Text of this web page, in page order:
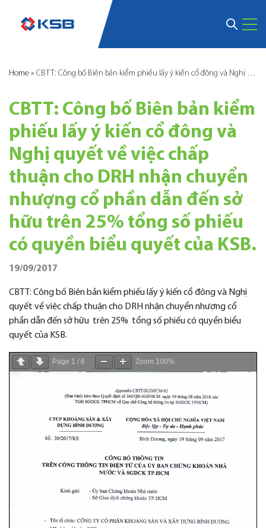
Home » CBTT: Công bố Biên bản kiểm phiếu lấy ý kiến cổ đông và Nghị quyết về việc chấp thuận cho DRH nhận chuyển nhượng cổ phần dẫn đến sở hữu trên 25% tổng số phiếu có quyền biểu quyết của KSB.
CBTT: Công bố Biên bản kiểm
phiếu lấy ý kiến cổ đông và
Nghị quyết về việc chấp
thuận cho DRH nhận chuyển
nhượng cổ phần dẫn đến sở
hữu trên 25% tổng số phiếu
có quyền biểu quyết của KSB.
19/09/2017
CBTT: Công bố Biên bản kiểm phiếu lấy ý kiến cổ đông và Nghị
quyết về việc chấp thuận cho DRH nhận chuyển nhượng cổ
phần dẫn đến sở hữu trên 25% tổng số phiếu có quyền biểu
quyết của KSB.
Page 1 / 6 Zoom 100%